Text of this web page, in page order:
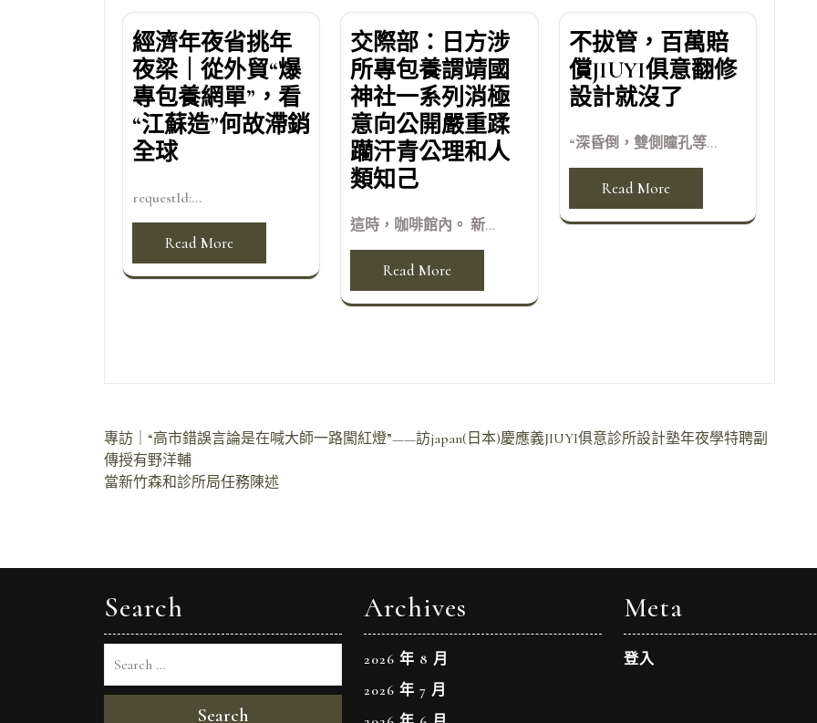
經濟年夜省挑年
夜梁｜從外貿“爆
專包養網單”，看
“江蘇造”何故滯銷
全球
requestId:...
Read More
交際部：日方涉
所專包養謂靖國
神社一系列消極
意向公開嚴重蹂
躪汗青公理和人
類知己
這時，咖啡館內。 新...
Read More
不拔管，百萬賠
償JIUYI俱意翻修
設計就沒了
“深昏倒，雙側瞳孔等...
Read More
文
章
專訪｜“高市錯誤言論是在喊大師一路闖紅燈”——訪japan(日本)慶應義JIUYI俱意診所設計塾年夜學特聘副
傳授有野洋輔
當新竹森和診所局任務陳述
Search
Search
Archives
2026 年 8 月
2026 年 7 月
Meta
登入